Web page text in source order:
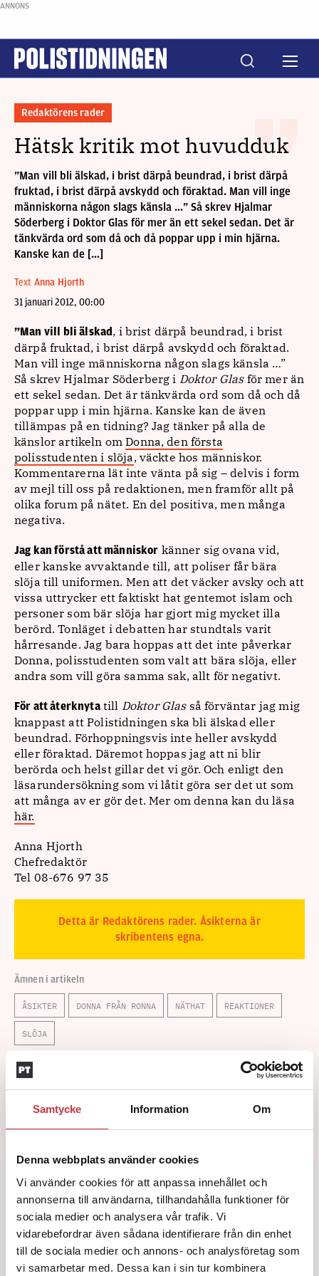
Samtycke Information Om
Denna webbplats använder cookies
Vi använder cookies för att anpassa innehållet och
annonserna till användarna, tillhandahålla funktioner för
sociala medier och analysera vår trafik. Vi
vidarebefordrar även sådana identifierare från din enhet
till de sociala medier och annons- och analysföretag som
vi samarbetar med. Dessa kan i sin tur kombinera
ANNONS
Redaktörens rader
Hätsk kritik mot huvudduk
”Man vill bli älskad, i brist därpå beundrad, i brist därpå
fruktad, i brist därpå avskydd och föraktad. Man vill inge
människorna någon slags känsla …” Så skrev Hjalmar
Söderberg i Doktor Glas för mer än ett sekel sedan. Det är
tänkvärda ord som då och då poppar upp i min hjärna.
Kanske kan de […]
Text Anna Hjorth
31 januari 2012, 00:00
”Man vill bli älskad , i brist därpå beundrad, i brist
därpå fruktad, i brist därpå avskydd och föraktad.
Man vill inge människorna någon slags känsla …”
Så skrev Hjalmar Söderberg i Doktor Glas för mer än
ett sekel sedan. Det är tänkvärda ord som då och då
poppar upp i min hjärna. Kanske kan de även
tillämpas på en tidning? Jag tänker på alla de
känslor artikeln omDonna, den första
polisstudenten i slöja, väckte hos människor.
Kommentarerna lät inte vänta på sig – delvis i form
av mejl till oss på redaktionen, men framför allt på
olika forum på nätet. En del positiva, men många
negativa.
Jag kan förstå att människor känner sig ovana vid,
eller kanske avvaktande till, att poliser får bära
slöja till uniformen. Men att det väcker avsky och att
vissa uttrycker ett faktiskt hat gentemot islam och
personer som bär slöja har gjort mig mycket illa
berörd. Tonläget i debatten har stundtals varit
hårresande. Jag bara hoppas att det inte påverkar
Donna, polisstudenten som valt att bära slöja, eller
andra som vill göra samma sak, allt för negativt.
För att återknytatill Doktor Glasså förväntar jag mig
knappast att Polistidningen ska bli älskad eller
beundrad. Förhoppningsvis inte heller avskydd
eller föraktad. Däremot hoppas jag att ni blir
berörda och helst gillar det vi gör. Och enligt den
läsarundersökning som vi låtit göra ser det ut som
att många av er gör det. Mer om denna kan du läsa
här.
Anna Hjorth
Chefredaktör
Tel 08-676 97 35
Detta är Redaktörens rader. Åsikterna är
skribentens egna.
Ämnen i artikeln
ÅSIKTER DONNA FRÅN RONNA NÄTHAT REAKTIONER
SLÖJA
Text
Andra läser
3 juni 2026
Klart: Ingångslönen höjs med 2 300
kronor